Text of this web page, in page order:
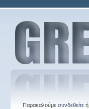
Παρακαλούμε συνδεθείτεή